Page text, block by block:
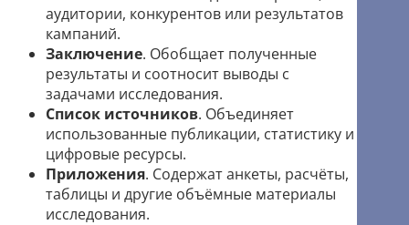
аудитории, конкурентов или результатов
кампаний.
Заключение. Обобщает полученные
результаты и соотносит выводы с
задачами исследования.
Список источников. Объединяет
использованные публикации, статистику и
цифровые ресурсы.
Приложения. Содержат анкеты, расчёты,
таблицы и другие объёмные материалы
исследования.